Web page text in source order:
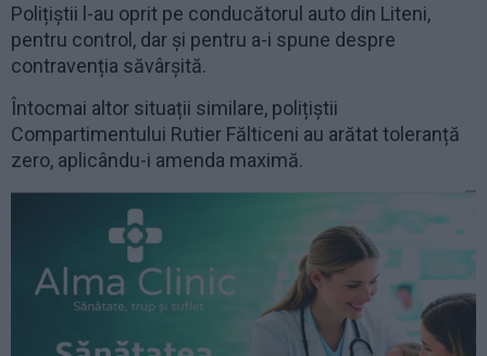
Polițiștii l-au oprit pe conducătorul auto din Liteni,
pentru control, dar și pentru a-i spune despre
contravenția săvârșită.
Întocmai altor situații similare, polițiștii
Compartimentului Rutier Fălticeni au arătat toleranță
zero, aplicându-i amenda maximă.